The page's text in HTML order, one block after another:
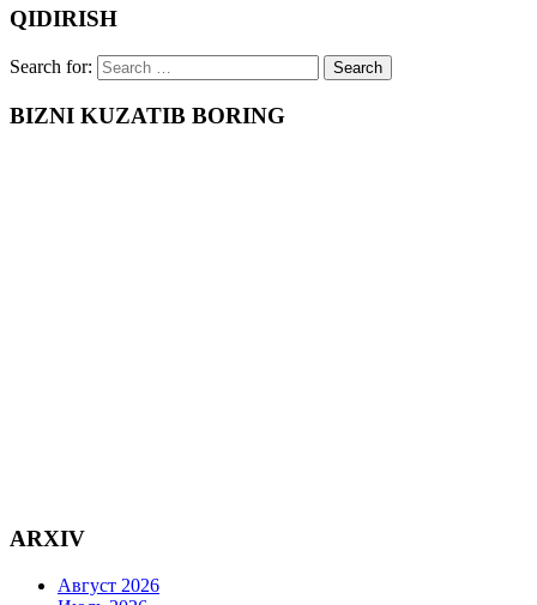
QIDIRISH
Search for:
BIZNI KUZATIB BORING
ARXIV
Август 2026